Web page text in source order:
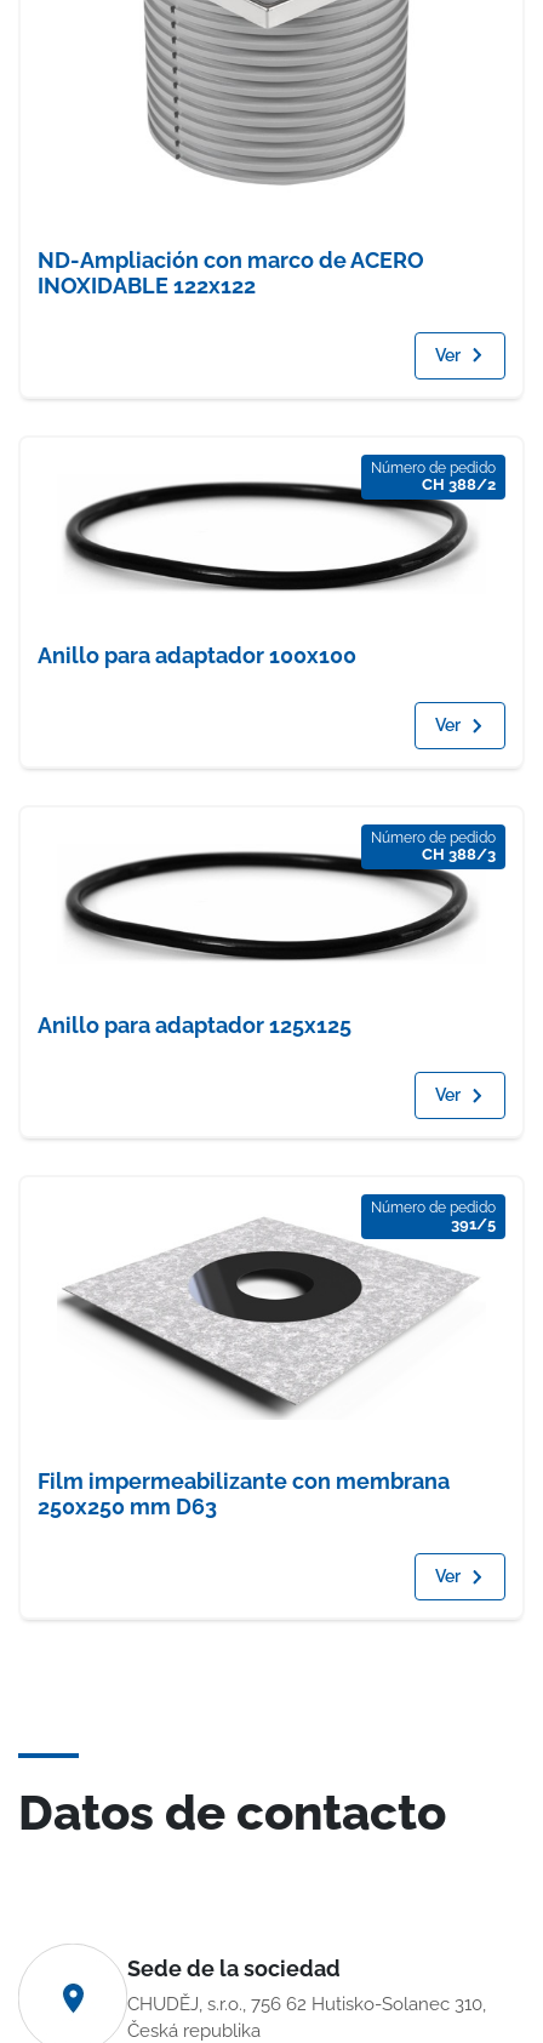
ND-Ampliación con marco de ACERO
INOXIDABLE 122x122
Ver
Número de pedido
CH 388/2
Anillo para adaptador 100x100
Ver
Número de pedido
CH 388/3
Anillo para adaptador 125x125
Ver
Número de pedido
391/5
Film impermeabilizante con membrana
250x250 mm D63
Ver
Datos de contacto
Sede de la sociedad
CHUDĚJ, s.r.o., 756 62 Hutisko-Solanec 310,
Česká republika